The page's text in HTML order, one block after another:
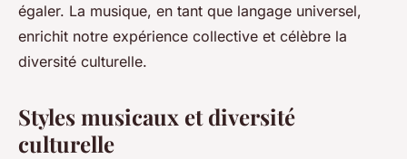
égaler. La musique, en tant que langage universel,
enrichit notre expérience collective et célèbre la
diversité culturelle.
Styles musicaux et diversité
culturelle